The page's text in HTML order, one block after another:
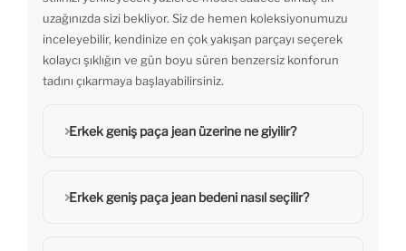
uzağınızda sizi bekliyor. Siz de hemen koleksiyonumuzu
inceleyebilir, kendinize en çok yakışan parçayı seçerek
kolaycı şıklığın ve gün boyu süren benzersiz konforun
tadını çıkarmaya başlayabilirsiniz.
Erkek geniş paça jean üzerine ne giyilir?
Erkek geniş paça jean bedeni nasıl seçilir?